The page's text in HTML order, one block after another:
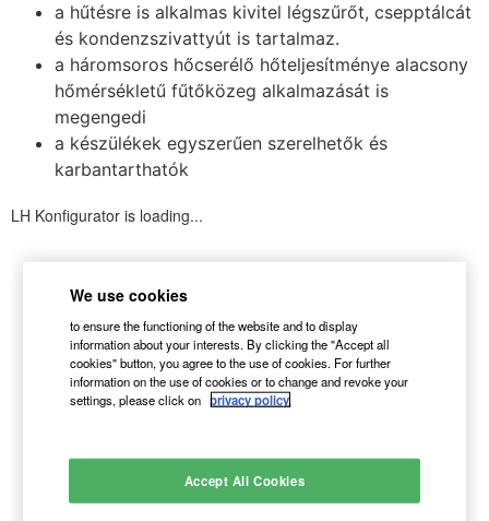
a hűtésre is alkalmas kivitel légszűrőt, csepptálcát
és kondenzszivattyút is tartalmaz.
a háromsoros hőcserélő hőteljesítménye alacsony
hőmérsékletű fűtőközeg alkalmazását is
megengedi
a készülékek egyszerűen szerelhetők és
karbantarthatók